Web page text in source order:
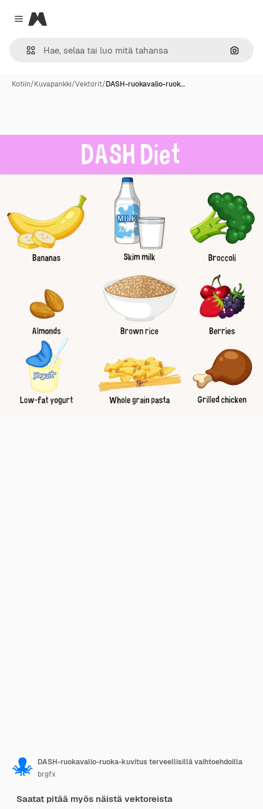
Close menu
Magnific
Hae
Kotiin/Kuvapankki/Vektorit/DASH-ruokavalio-ruok…
DASH-ruokavalio-ruoka-kuvitus terveellisillä vaihtoehdoilla
brgfx
Saatat pitää myös näistä vektoreista